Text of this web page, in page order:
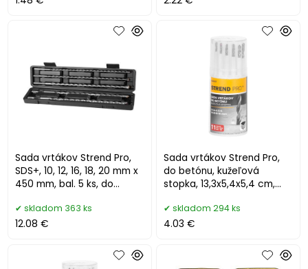
Sada vrtákov Strend Pro,
SDS+, 10, 12, 16, 18, 20 mm x
450 mm, bal. 5 ks, do
skladom 363 ks
12.08 €
Sada vrtákov Strend Pro,
do betónu, kužeľová
stopka, 13,3x5,4x5,4 cm,
skladom 294 ks
4.03 €